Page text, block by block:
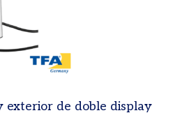
de doble display